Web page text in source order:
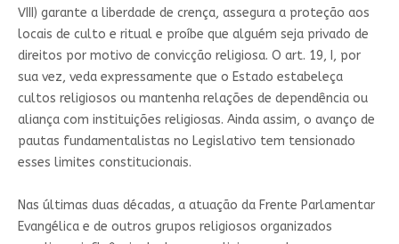
VIII) garante a liberdade de crença, assegura a proteção aos
locais de culto e ritual e proíbe que alguém seja privado de
direitos por motivo de convicção religiosa. O art. 19, I, por
sua vez, veda expressamente que o Estado estabeleça
cultos religiosos ou mantenha relações de dependência ou
aliança com instituições religiosas. Ainda assim, o avanço de
pautas fundamentalistas no Legislativo tem tensionado
esses limites constitucionais.
Nas últimas duas décadas, a atuação da Frente Parlamentar
Evangélica e de outros grupos religiosos organizados